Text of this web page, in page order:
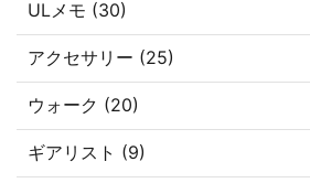
ULメモ (30)
アクセサリー (25)
ウォーク (20)
ギアリスト (9)